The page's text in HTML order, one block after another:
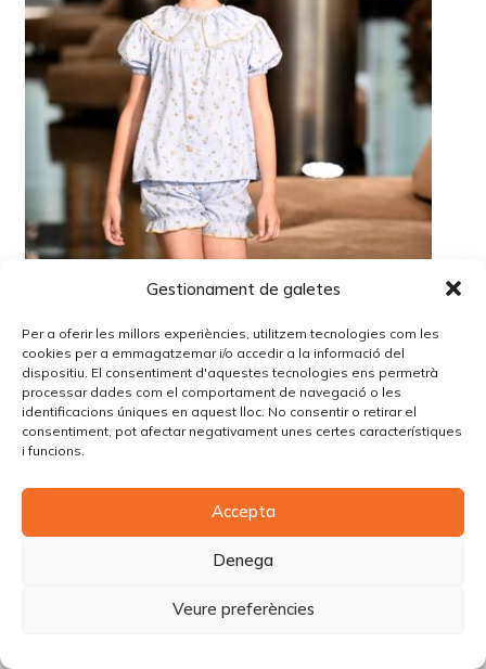
Gestionament de galetes
Per a oferir les millors experiències, utilitzem tecnologies com les
cookies per a emmagatzemar i/o accedir a la informació del
dispositiu. El consentiment d'aquestes tecnologies ens permetrà
processar dades com el comportament de navegació o les
identificacions úniques en aquest lloc. No consentir o retirar el
consentiment, pot afectar negativament unes certes característiques
i funcions.
Accepta
Denega
Veure preferències
© Copyright Piùbella Models Agency2026
Creative Corner Agency
Política de cookies